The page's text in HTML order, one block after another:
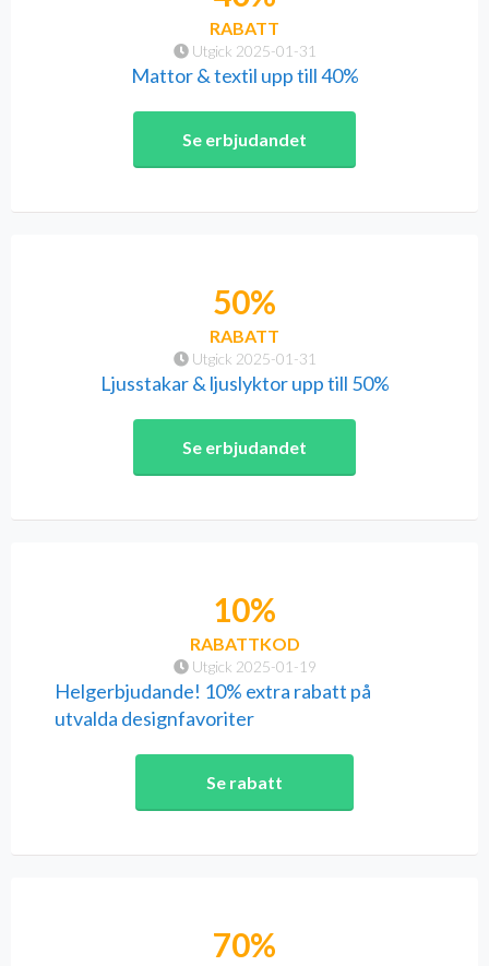
Utgick 2025-01-31
RABATT
Mattor & textil upp till 40%
Se erbjudandet
Utgick 2025-01-31
50%
RABATT
Ljusstakar & ljuslyktor upp till 50%
Se erbjudandet
Utgick 2025-01-19
10%
RABATTKOD
Helgerbjudande! 10% extra rabatt på
utvalda designfavoriter
Se rabatt
70%